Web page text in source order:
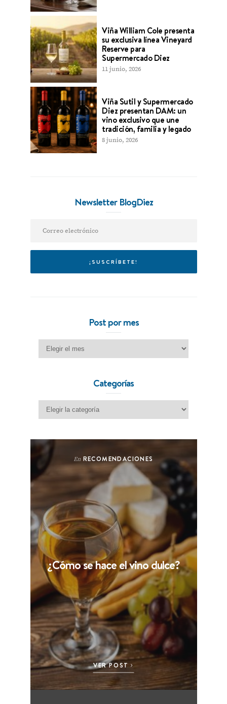
Viña William Cole presenta
su exclusiva línea Vineyard
Reserve para
Supermercado Diez
11 junio, 2026
Viña Sutil y Supermercado
Diez presentan DAM: un
vino exclusivo que une
tradición, familia y legado
8 junio, 2026
Newsletter BlogDiez
Post por mes
Post por mes
Categorías
Categorías
En RECOMENDACIONES
¿Cómo se hace el vino dulce?
VER POST